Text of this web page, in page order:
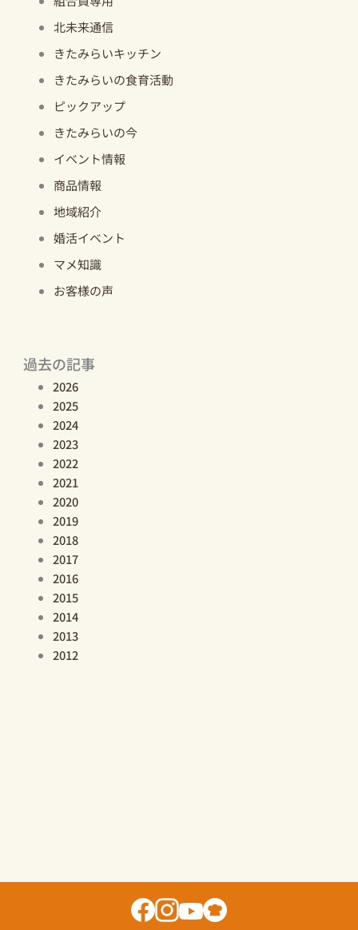
北未来通信
きたみらいキッチン
きたみらいの食育活動
ピックアップ
きたみらいの今
イベント情報
商品情報
地域紹介
婚活イベント
マメ知識
お客様の声
過去の記事
2026
2025
2024
2023
2022
2021
2020
2019
2018
2017
2016
2015
2014
2013
2012